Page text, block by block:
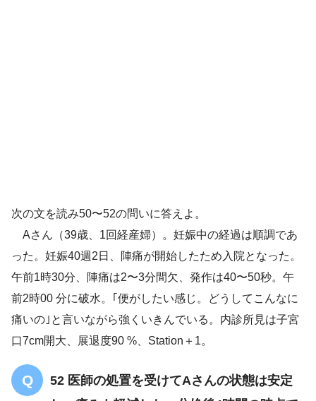
下腹部の方が徐々に痛くなり、痛みが
止まりません
腟の左側の奥の方が顕著に膨隆している
次の文を読み50〜52の問いに答えよ。
Aさん（39歳、1回経産婦）。妊娠中の経過は順調であ
った。妊娠40週2日、陣痛が開始したため入院となった。
午前1時30分、陣痛は2〜3分間欠、発作は40〜50秒。午
前2時00 分に破水。｢便がしたい感じ。どうしてこんなに
痛いの｣と言いながら強くいきんでいる。内診所見は子宮
口7cm開大、展退度90 %、Station＋1。
52 医師の処置を受けてAさんの状態は安定